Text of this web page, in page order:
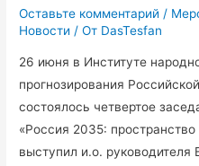
Оставьте комментарий /
Новости / От DasTesfan
26 июня в Институте
прогнозирования
состоялось четвертое
«Россия 2035:
выступил и.о.